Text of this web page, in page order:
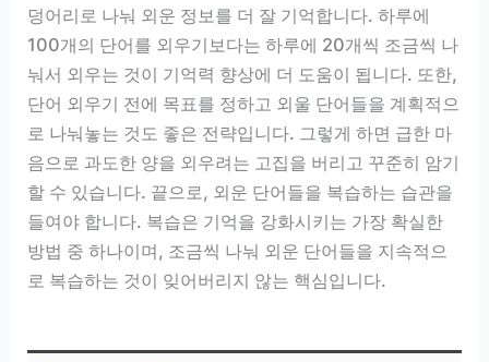
덩어리로 나눠 외운 정보를 더 잘 기억합니다. 하루에
100개의 단어를 외우기보다는 하루에 20개씩 조금씩 나
눠서 외우는 것이 기억력 향상에 더 도움이 됩니다. 또한,
단어 외우기 전에 목표를 정하고 외울 단어들을 계획적으
로 나눠놓는 것도 좋은 전략입니다. 그렇게 하면 급한 마
음으로 과도한 양을 외우려는 고집을 버리고 꾸준히 암기
할 수 있습니다. 끝으로, 외운 단어들을 복습하는 습관을
들여야 합니다. 복습은 기억을 강화시키는 가장 확실한
방법 중 하나이며, 조금씩 나눠 외운 단어들을 지속적으
로 복습하는 것이 잊어버리지 않는 핵심입니다.